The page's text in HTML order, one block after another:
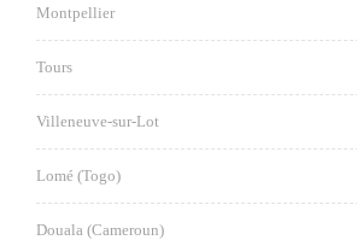
Montpellier
Tours
Villeneuve-sur-Lot
Lomé (Togo)
Douala (Cameroun)